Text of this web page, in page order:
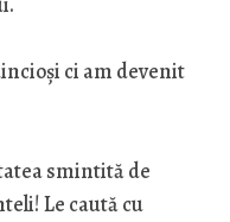
ci am devenit
smintită de
Le caută cu